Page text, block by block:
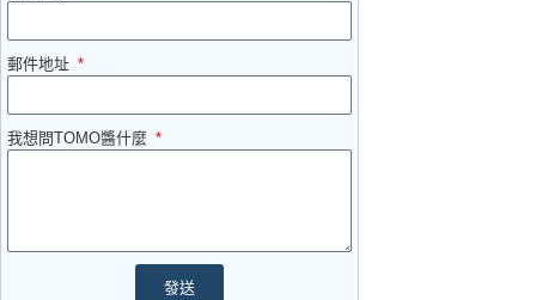
郵件地址
我想問TOMO醬什麼
發送